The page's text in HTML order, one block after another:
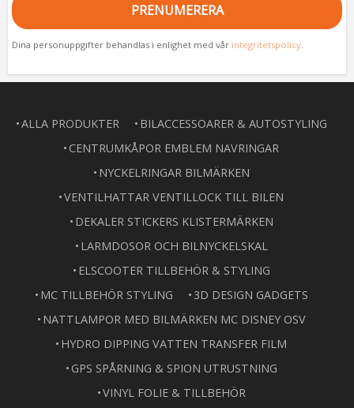
PRENUMERERA
Dina personuppgifter behandlas i enlighet med vår integritetspolicy
ALLA PRODUKTER
BILACCESSOARER & AUTOSTYLING
CENTRUMKÅPOR EMBLEM NAVRINGAR
NYCKELRINGAR BILMÄRKEN
VENTILHATTAR VENTILLOCK TILL BILEN
DEKALER STICKERS KLISTERMÄRKEN
LARMDOSOR OCH BILNYCKELSKAL
ELSCOOTER TILLBEHÖR & STYLING
MC TILLBEHÖR STYLING
3D DESIGN GADGETS
NATTLAMPOR MED BILMÄRKEN MC DISNEY OSV
HYDRO DIPPING VATTEN TRANSFER FILM
GPS SPÅRNING & SPION UTRUSTNING
VINYL FOLIE & TILLBEHÖR